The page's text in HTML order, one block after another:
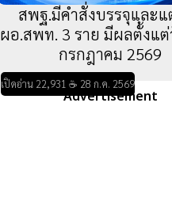
สพฐ.มีคำสั่งบรรจุและแ
ผอ.สพท. 3 ราย มีผลตั้งแ
กรกฎาคม 2569
เปิดอ่าน 22,931 ☕ 28 ก.ค. 2569
Advertisement